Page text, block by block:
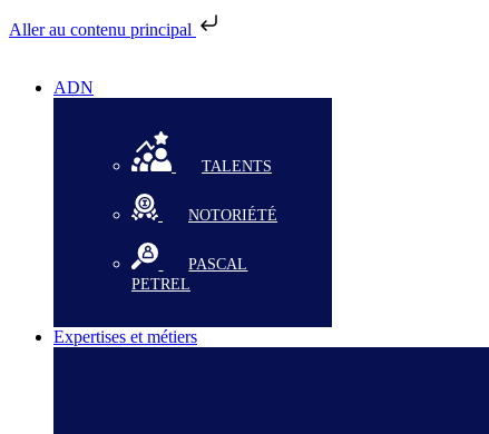
Aller au contenu principal
ADN
TALENTS
NOTORIÉTÉ
PASCAL
PETREL
Expertises et métiers